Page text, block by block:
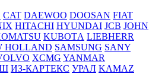
CAT DAEWOO DOOSAN FIAT
HITACHI HYUNDAI JCB JOHN
KUBOTА LIEBHERR
HOLLAND SAMSUNG SANY
XCMG YANMAR
ИЗ-КАРТЕКС УРАЛ KAMAZ